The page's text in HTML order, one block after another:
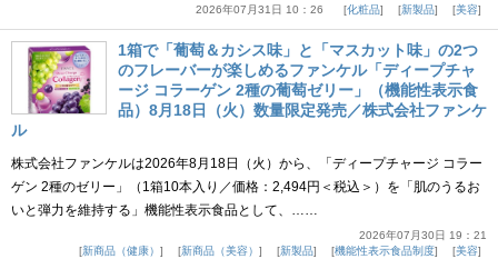
2026年07月31日 10：26 化粧品 新製品 美容
1箱で「葡萄＆カシス味」と「マスカット味」の2つ
のフレーバーが楽しめるファンケル「ディープチャ
ージ コラーゲン 2種の葡萄ゼリー」（機能性表示食
品）8月18日（火）数量限定発売／株式会社ファンケ
ル
株式会社ファンケルは2026年8月18日（火）から、「ディープチャージ コラー
ゲン 2種のゼリー」（1箱10本入り／価格：2,494円＜税込＞）を「肌のうるお
いと弾力を維持する」機能性表示食品として、……
2026年07月30日 19：21
新商品（健康）
新商品（美容） 新製品 機能性表示食品制度 美容